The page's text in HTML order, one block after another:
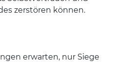
zerstören können.
erwarten, nur Siege